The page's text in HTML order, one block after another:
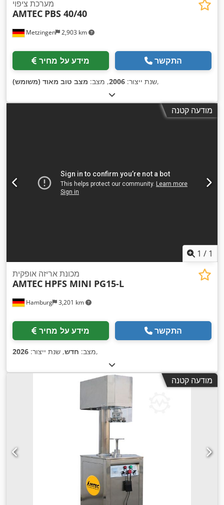
Metzingen 2,903 km
מערכת ציפוי
AMTEC PBS 40/40
מידע על מחיר התקשר
שנת ייצור: 2006, מצב: מצב טוב מאוד (משומש) ,
מודעה קטנה
1 / 1
Hamburg 3,201 km
מכונת אריזה אופקית
AMTEC HPFS MINI PG15-L
מידע על מחיר התקשר
מצב: חדש, שנת ייצור: 2026 ,
מודעה קטנה